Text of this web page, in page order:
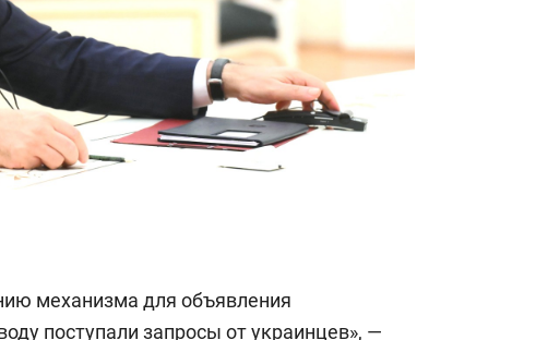
механизма для объявления
поступали запросы от украинцев», —